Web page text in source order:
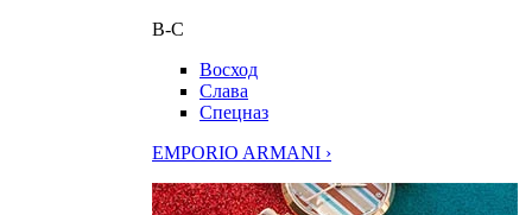
В-С
Восход
Слава
Спецназ
EMPORIO ARMANI ›